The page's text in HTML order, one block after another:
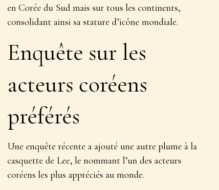
en Corée du Sud mais sur tous les continents,
consolidant ainsi sa stature d’icône mondiale.
Enquête sur les
acteurs coréens
préférés
Une enquête récente a ajouté une autre plume à la
casquette de Lee, le nommant l’un des acteurs
coréens les plus appréciés au monde.